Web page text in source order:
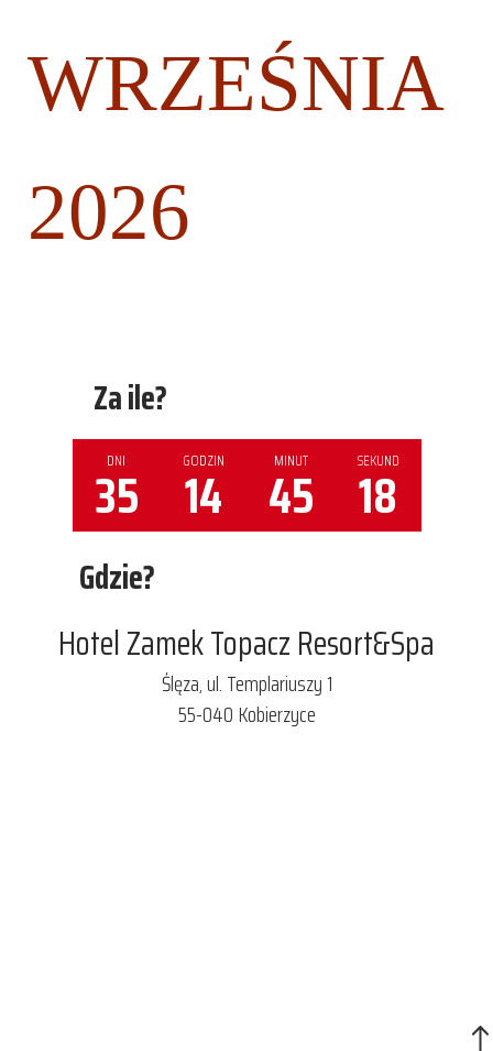
WRZEŚNIA
2026
Za ile?
DNI
35 GODZIN
14 MINUT
45 SEKUND
18
Gdzie?
Hotel Zamek Topacz Resort&Spa
Ślęza, ul. Templariuszy 1
55-040 Kobierzyce